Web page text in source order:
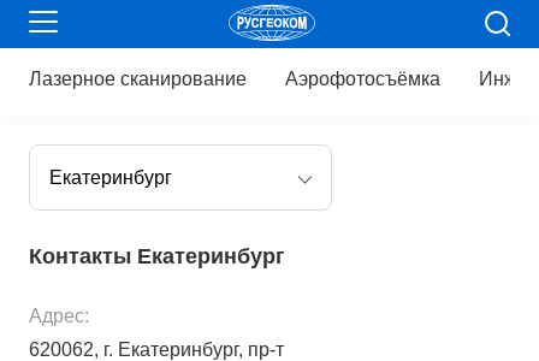
Лазерное сканирование Аэрофотосъёмка
Екатеринбург
Контакты Екатеринбург
Адрес:
620062, г. Екатеринбург, пр-т